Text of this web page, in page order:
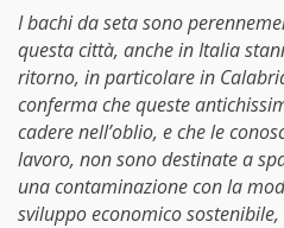
I bachi da seta sono
questa città, anche in Italia
ritorno, in particolare in
conferma che queste
cadere nell’oblio, e che le
lavoro, non sono destinate a
una contaminazione con la
sviluppo economico